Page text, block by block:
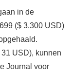
in de
($ ​​3.300 USD)
USD), kunnen
Journal voor